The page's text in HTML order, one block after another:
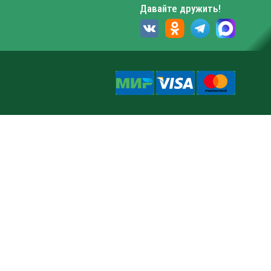
Давайте дружить!